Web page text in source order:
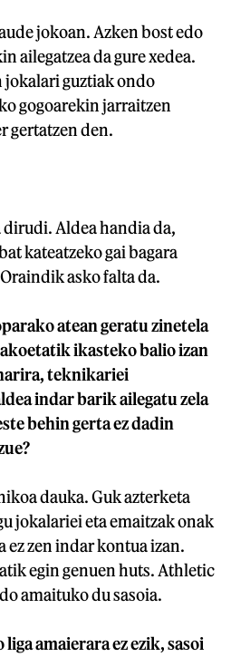
jokoan. Azken bost edo
ailegatzea da gure xedea.
jokalari guztiak ondo
gogoarekin jarraitzen
gertatzen den.
Aldea handia da,
kateatzeko gai bagara
asko falta da.
atean geratu zinetela
ikasteko balio izan
teknikariei
indar barik ailegatu zela
behin gerta ez dadin
dauka. Guk azterketa
jokalariei eta emaitzak onak
ez zen indar kontua izan.
egin genuen huts. Athletic
amaituko du sasoia.
amaierara ez ezik, sasoi